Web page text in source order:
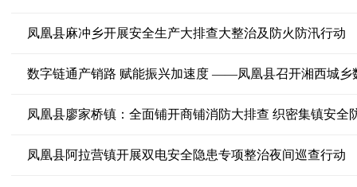
凤凰县麻冲乡开展安全生产大排查大整治及防火防汛行动
凤凰县廖家桥镇：全面铺开商铺消防大排查 织密集镇安全
凤凰县阿拉营镇开展双电安全隐患专项整治夜间巡查行动